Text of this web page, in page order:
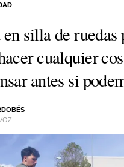
silla de ruedas
cualquier
antes si